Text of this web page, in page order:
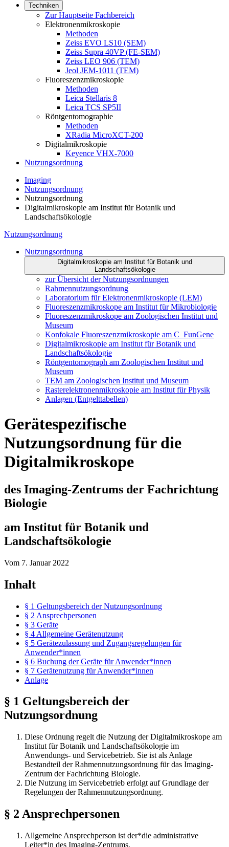
Techniken
Zur Hauptseite Fachbereich
Elektronenmikroskopie
Methoden
Zeiss EVO LS10 (SEM)
Zeiss Supra 40VP (FE-SEM)
Zeiss LEO 906 (TEM)
Jeol JEM-1011 (TEM)
Fluoreszenzmikroskopie
Methoden
Leica Stellaris 8
Leica TCS SP5II
Röntgentomographie
Methoden
XRadia MicroXCT-200
Digitalmikroskopie
Keyence VHX-7000
Nutzungsordnung
Imaging
Nutzungsordnung
Nutzungsordnung
Digitalmikroskopie am Institut für Botanik und
Landschaftsökologie
Nutzungsordnung
Nutzungsordnung
Digitalmikroskopie am Institut für Botanik und
Landschaftsökologie
zur Übersicht der Nutzungsordnungen
Rahmennutzungsordnung
Laboratorium für Elektronenmikroskopie (LEM)
Fluoreszenzmikroskope am Institut für Mikrobiologie
Fluoreszenzmikroskope am Zoologischen Institut und
Museum
Konfokale Fluoreszenzmikroskopie am C_FunGene
Digitalmikroskopie am Institut für Botanik und
Landschaftsökologie
Röntgentomograph am Zoologischen Institut und
Museum
TEM am Zoologischen Institut und Museum
Rasterelektronenmikroskopie am Institut für Physik
Anlagen (Entgelttabellen)
Gerätespezifische
Nutzungsordnung für die
Digitalmikroskope
des Imaging-Zentrums der Fachrichtung
Biologie
am Institut für Botanik und
Landschaftsökologie
Vom 7. Januar 2022
Inhalt
§ 1 Geltungsbereich der Nutzungsordnung
§ 2 Ansprechpersonen
§ 3 Geräte
§ 4 Allgemeine Gerätenutzung
§ 5 Gerätezulassung und Zugangsregelungen für
Anwender*innen
§ 6 Buchung der Geräte für Anwender*innen
§ 7 Gerätenutzung für Anwender*innen
Anlage
§ 1 Geltungsbereich der
Nutzungsordnung
Diese Ordnung regelt die Nutzung der Digitalmikroskope am
Institut für Botanik und Landschaftsökologie im
Anwendungs- und Servicebetrieb. Sie ist als Anlage
Bestandteil der Rahmennutzungsordnung für das Imaging-
Zentrum der Fachrichtung Biologie.
Die Nutzung im Servicebetrieb erfolgt auf Grundlage der
Regelungen der Rahmennutzungsordnung.
§ 2 Ansprechpersonen
Allgemeine Ansprechperson ist der*die administrative
Leiter*in des Imaging-Zentrums.